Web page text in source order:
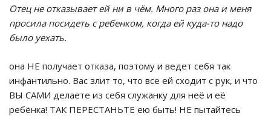
Отец не отказывает ей ни в чём. Много раз она и меня
просила посидеть с ребенком, когда ей куда-то надо
было уехать.
она НЕ получает отказа, поэтому и ведет себя так
инфантильно. Вас злит то, что все ей сходит с рук, и что
ВЫ САМИ делаете из себя служанку для неё и её
ребёнка! ТАК ПЕРЕСТАНЬТЕ ею быть! НЕ пытайтесь